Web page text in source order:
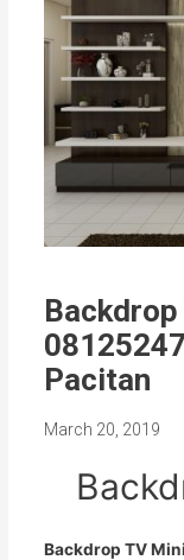
Pacitan
March 20, 2019
Backdrop TV